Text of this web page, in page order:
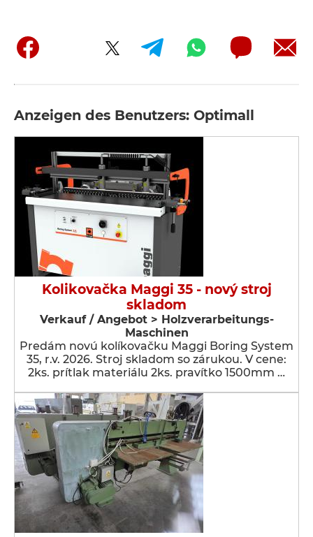
Anzeigen des Benutzers: Optimall
Kolikovačka Maggi 35 - nový stroj
skladom
Verkauf / Angebot > Holzverarbeitungs-
Maschinen
Predám novú kolíkovačku Maggi Boring System
35, r.v. 2026. Stroj skladom so zárukou. V cene:
2ks. prítlak materiálu 2ks. pravítko 1500mm …